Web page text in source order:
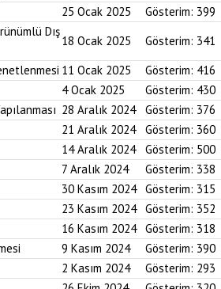
25 Ocak 2025 Gösterim: 399
Dış
18 Ocak 2025 Gösterim: 341
11 Ocak 2025 Gösterim: 416
4 Ocak 2025 Gösterim: 430
28 Aralık 2024 Gösterim: 376
21 Aralık 2024 Gösterim: 360
14 Aralık 2024 Gösterim: 500
7 Aralık 2024 Gösterim: 338
30 Kasım 2024 Gösterim: 315
23 Kasım 2024 Gösterim: 352
16 Kasım 2024 Gösterim: 318
9 Kasım 2024 Gösterim: 390
2 Kasım 2024 Gösterim: 293